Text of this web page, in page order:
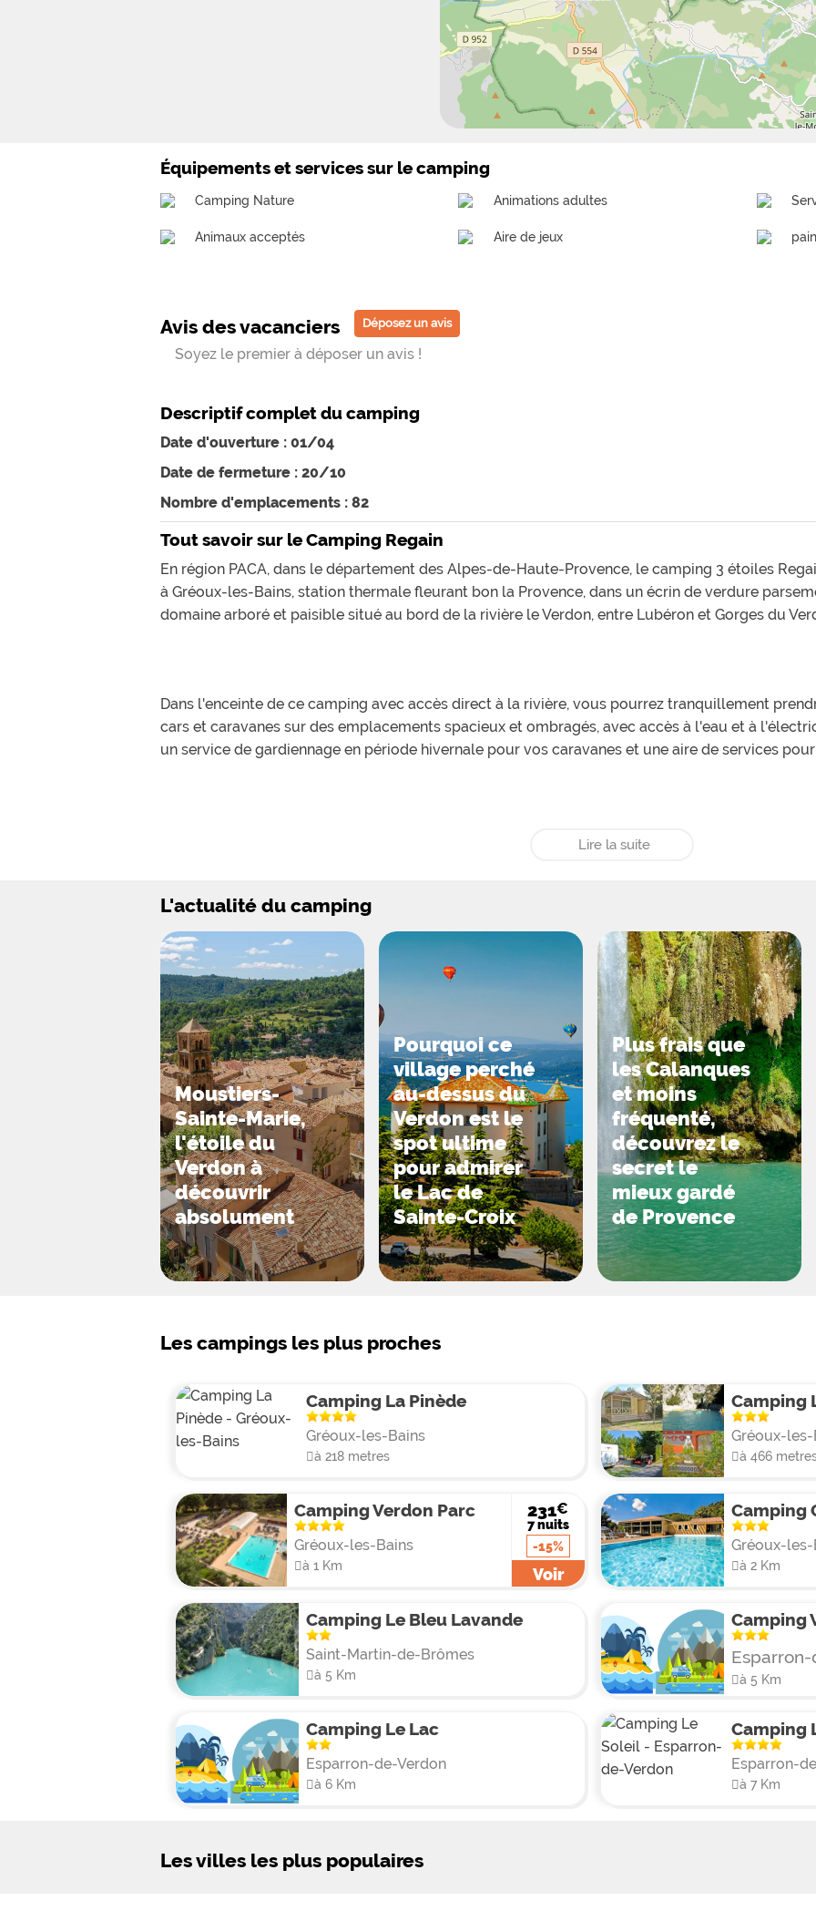
Équipements et services sur le camping
Camping Nature Animations adultes
Animaux acceptés Aire de jeux
Avis des vacanciers Déposez un avis
Soyez le premier à déposer un avis !
Descriptif complet du camping
Date d'ouverture : 01/04
Date de fermeture : 20/10
Nombre d'emplacements : 82
Tout savoir sur le Camping Regain
En région PACA, dans le département des Alpes-de-Haute-Provence, le camping 3 étoiles
à Gréoux-les-Bains, station thermale fleurant bon la Provence, dans un écrin de verdure
domaine arboré et paisible situé au bord de la rivière le Verdon, entre Lubéron et Gorges du
Dans l'enceinte de ce camping avec accès direct à la rivière, vous pourrez tranquillement
cars et caravanes sur des emplacements spacieux et ombragés, avec accès à l'eau et à
un service de gardiennage en période hivernale pour vos caravanes et une aire de services
Sur place, les plus jeunes pourront disposer d'une aire de jeux installée à leur attention et
De plus, quelques animations égayeront vos soirées estivales.
Au niveau alimentation, vous pourrez profiter sur place du passage du boulanger en matinée,
le jeudi midi, de la présence régulière de producteurs locaux ainsi que du camion pizza présent
En partance de ce camping tranquille à la nature préservée, gagnez la plage de Saint-Julien (5
partez en balade sur le plateau de Valensole (13 km) pour y admirer ses champs de lavandes
via les site alentour (30 km) ou bien activités nautiques en tout genre au coeur des fameuses
Lire la suite
L'actualité du camping
Moustiers-
Sainte-Marie,
l'étoile du
Verdon à
découvrir
absolument
Pourquoi ce
village perché
au-dessus du
Verdon est le
spot ultime
pour admirer
le Lac de
Sainte-Croix
Plus frais que
les Calanques
et moins
fréquenté,
découvrez le
secret le
mieux gardé
de Provence
Les campings les plus proches
Camping La Pinède
Gréoux-les-Bains
à 218 metres
Camping
Gréoux-les-
à 466
Camping Verdon Parc
Gréoux-les-Bains
à 1 Km
231€
7 nuits
-15%
Voir
Camping
Gréoux-les-
à 2 Km
Camping Le Bleu Lavande
Saint-Martin-de-Brômes
à 5 Km
Camping
à 5 Km
Camping Le Lac
Esparron-de-Verdon
à 6 Km
Camping
Esparron-
à 7 Km
Les villes les plus populaires